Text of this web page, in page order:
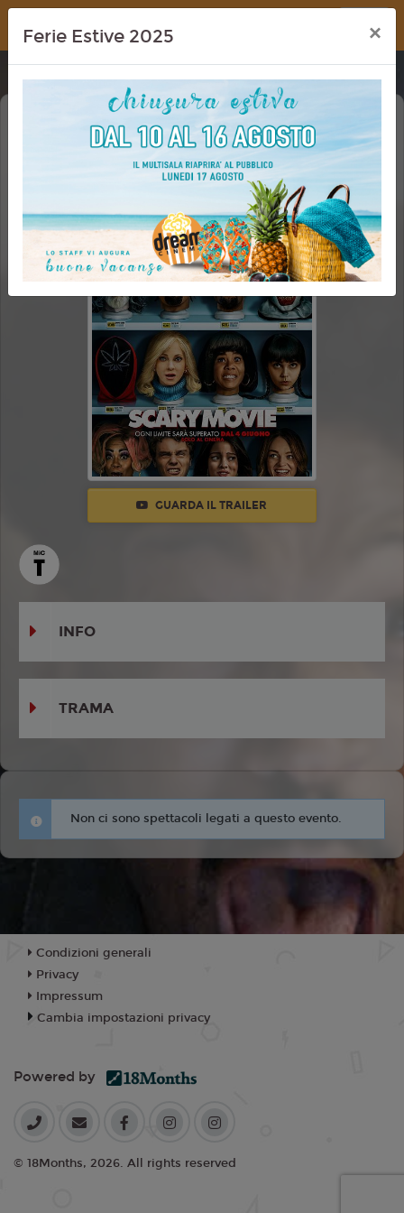
Dream Cinema
SCARY MOVIE 6
GUARDA IL TRAILER
INFO
TRAMA
Non ci sono spettacoli legati a questo evento.
Ferie Estive 2025 ×
Condizioni generali
Privacy
Impressum
Cambia impostazioni privacy
Powered by
© 18Months, 2026. All rights reserved